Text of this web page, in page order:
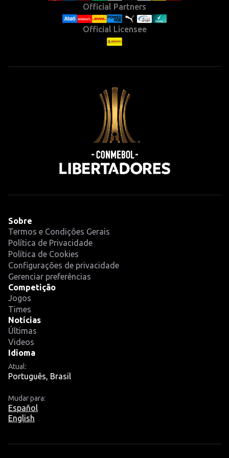
Official Partners
Official Licensee
Sobre
Termos e Condições Gerais
Política de Privacidade
Política de Cookies
Configurações de privacidade
Gerenciar preferências
Competição
Jogos
Times
Notícias
Últimas
Videos
Idioma
Atual:
Português, Brasil
Mudar para:
Español
English